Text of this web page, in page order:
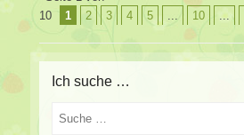
10
1 2 3 4 5 ... 10 ...
Ich suche …
Suche